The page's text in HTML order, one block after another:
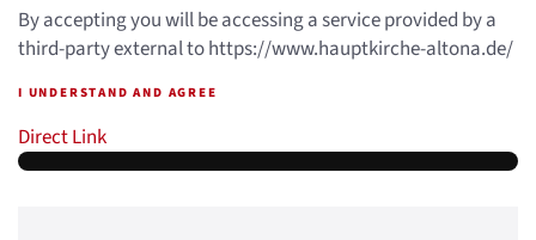
By accepting you will be accessing a service provided by a
third-party external to https://www.hauptkirche-altona.de/
I UNDERSTAND AND AGREE
Direct Link